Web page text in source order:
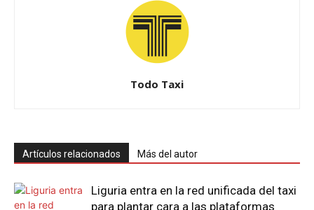
Todo Taxi
Artículos relacionados Más del autor
Liguria entra en la red unificada del taxi
para plantar cara a las plataformas